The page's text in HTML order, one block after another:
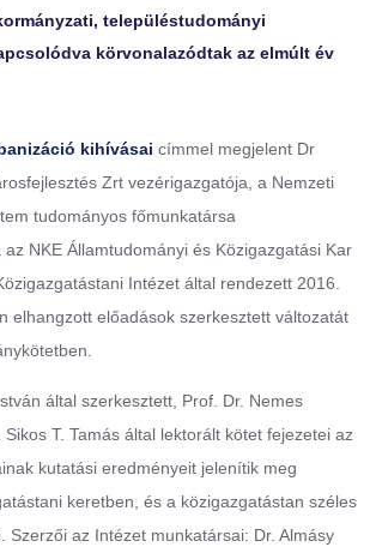
településtudományi
körvonalazódtak az elmúlt év
kihívásai címmel megjelent Dr
Zrt vezérigazgatója, a Nemzeti
tudományos főmunkatársa
NKE Államtudományi és Közigazgatási Kar
Intézet által rendezett 2016.
elhangzott előadások szerkesztett változatát
által szerkesztett, Prof. Dr. Nemes
T. Tamás által lektorált kötet fejezetei az
kutatási eredményeit jelenítik meg
keretben, és a közigazgatástan széles
Szerzői az Intézet munkatársai: Dr. Almásy